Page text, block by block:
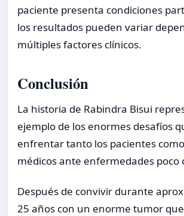
paciente presenta condiciones
los resultados pueden variar
múltiples factores clínicos.
Conclusión
La historia de Rabindra Bisui
ejemplo de los enormes desafíos
enfrentar tanto los pacientes
médicos ante enfermedades poco
Después de convivir durante
25 años con un enorme tumor